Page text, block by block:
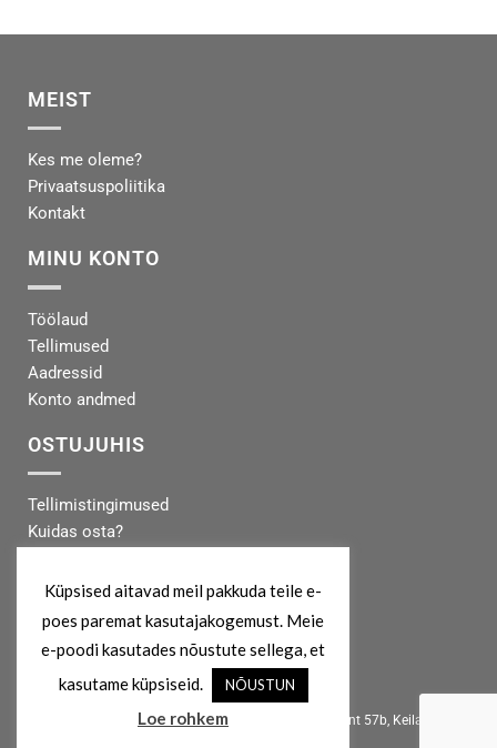
MEIST
Kes me oleme?
Privaatsuspoliitika
Kontakt
MINU KONTO
Töölaud
Tellimused
Aadressid
Konto andmed
OSTUJUHIS
Tellimistingimused
Kuidas osta?
Tarneinfo
MEIST
info@koertekeskus.ee
Koertekeskus, Rõõmu Kaubamaja, Haapsalu mnt 57b, Keila, 76607
Küpsised aitavad meil pakkuda teile e-
poes paremat kasutajakogemust. Meie
e-poodi kasutades nõustute sellega, et
kasutame küpsiseid.
NÕUSTUN
Loe rohkem